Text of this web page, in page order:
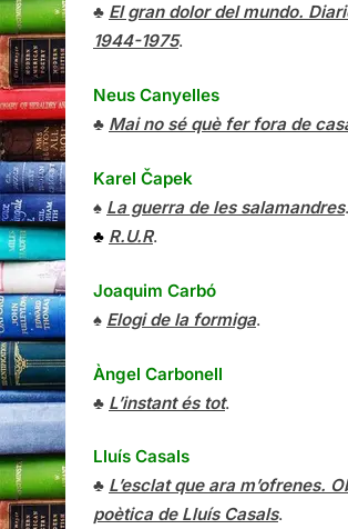
♣ El gran dolor del mundo.
1944-1975.
Neus Canyelles
♣ Mai no sé què fer fora de
Karel Čapek
♠ La guerra de les salamandres.
♣ R.U.R.
Joaquim Carbó
♠ Elogi de la formiga.
Àngel Carbonell
♣ L’instant és tot.
Lluís Casals
♣ L’esclat que ara m’ofrenes.
poètica de Lluís Casals.